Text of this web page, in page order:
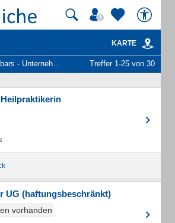
KARTE
und Personen Treffer 1-25 von 30
UG (haftungsbeschränkt)
vorhanden